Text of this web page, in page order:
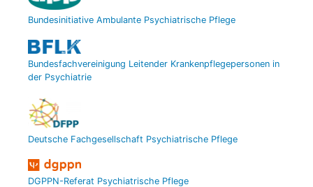
Bundesinitiative Ambulante Psychiatrische Pflege
Bundesfachvereinigung Leitender Krankenpflegepersonen in
der Psychiatrie
Deutsche Fachgesellschaft Psychiatrische Pflege
DGPPN-Referat Psychiatrische Pflege